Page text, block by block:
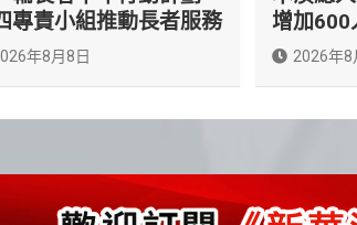
專責小組推動長者服務
年8月8日
增加600
2026年8